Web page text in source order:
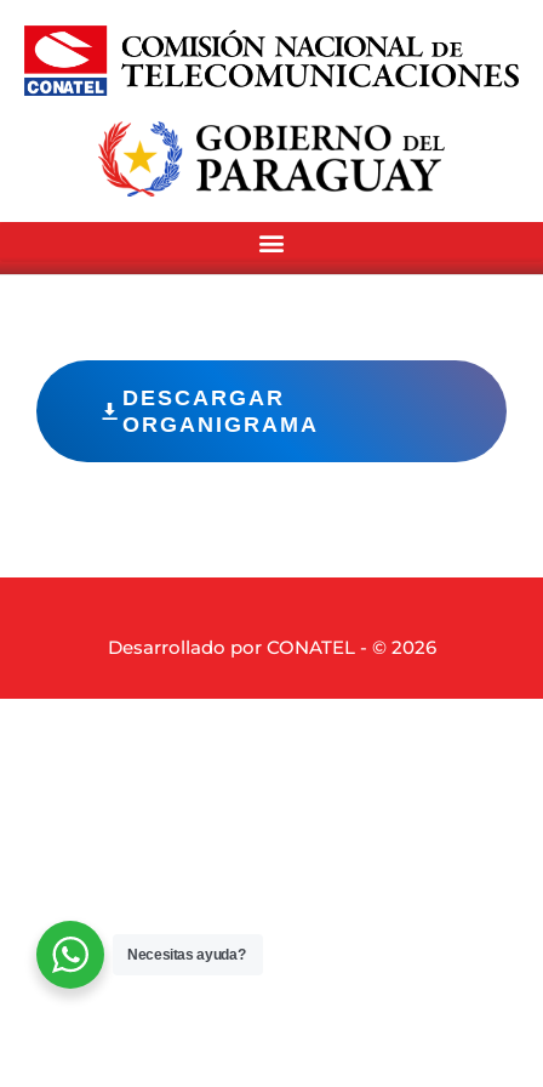
DESCARGAR
ORGANIGRAMA
Desarrollado por CONATEL - © 2026
Necesitas ayuda?